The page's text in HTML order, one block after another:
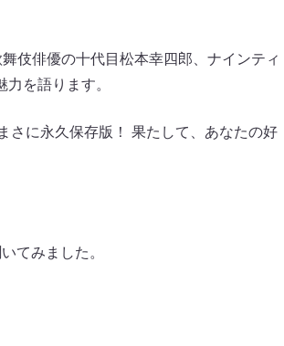
伎俳優の十代目松本幸四郎、ナインティ
を語ります。
さに永久保存版！ 果たして、あなたの好
てみました。